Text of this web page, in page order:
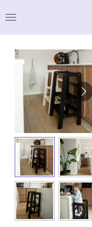
direct
naar
hoofdinhoud